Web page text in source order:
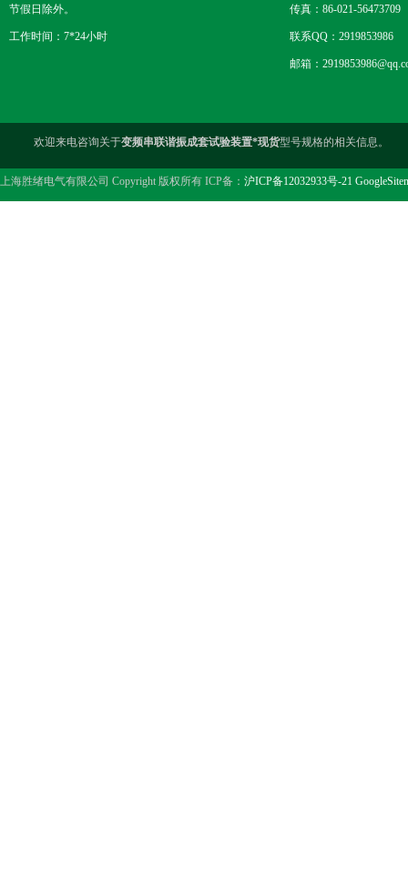
节假日除外。
工作时间：7*24小时
传真：86-021-56473709
联系QQ：2919853986
邮箱：
欢迎来电咨询关于变频串联谐振成套试验装置*现货型号规格的相关信息。
上海胜绪电气有限公司 Copyright 版权所有 ICP备： 沪ICP备12032933号-21